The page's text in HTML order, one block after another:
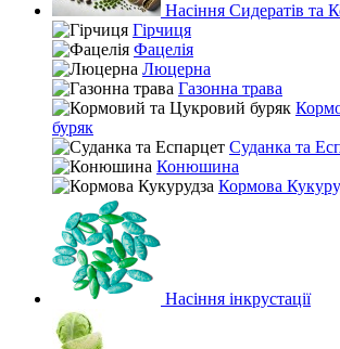
Насіння Сидератів та
Гірчиця
Фацелія
Люцерна
Газонна трава
буряк
Суданка та
Конюшина
Кормова
Насіння інкрустації